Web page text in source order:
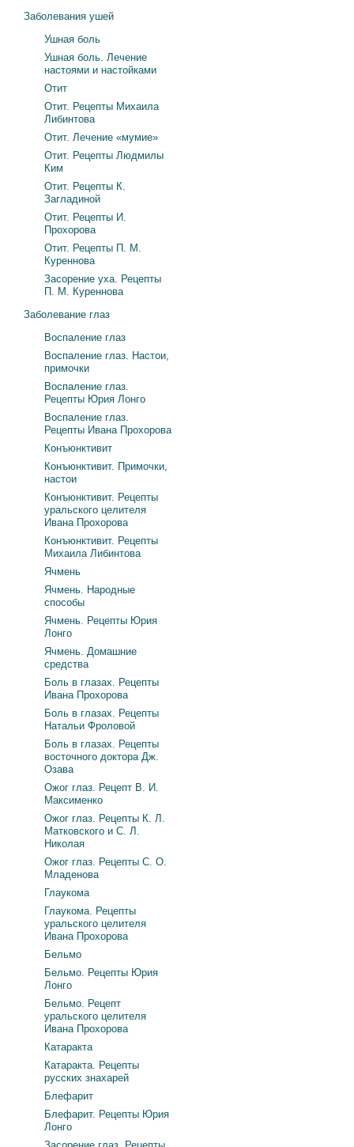
Заболевания ушей
Ушная боль
Ушная боль. Лечение
настоями и настойками
Отит
Отит. Рецепты Михаила
Либинтова
Отит. Лечение «мумие»
Отит. Рецепты Людмилы
Ким
Отит. Рецепты К.
Загладиной
Отит. Рецепты И.
Прохорова
Отит. Рецепты П. М.
Куреннова
Засорение уха. Рецепты
П. М. Куреннова
Заболевание глаз
Воспаление глаз
Воспаление глаз. Настои,
примочки
Воспаление глаз.
Рецепты Юрия Лонго
Воспаление глаз.
Рецепты Ивана Прохорова
Конъюнктивит
Конъюнктивит. Примочки,
настои
Конъюнктивит. Рецепты
уральского целителя
Ивана Прохорова
Конъюнктивит. Рецепты
Михаила Либинтова
Ячмень
Ячмень. Народные
способы
Ячмень. Рецепты Юрия
Лонго
Ячмень. Домашние
средства
Боль в глазах. Рецепты
Ивана Прохорова
Боль в глазах. Рецепты
Натальи Фроловой
Боль в глазах. Рецепты
восточного доктора Дж.
Озава
Ожог глаз. Рецепт В. И.
Максименко
Ожог глаз. Рецепты К. Л.
Матковского и С. Л.
Николая
Ожог глаз. Рецепты С. О.
Младенова
Глаукома
Глаукома. Рецепты
уральского целителя
Ивана Прохорова
Бельмо
Бельмо. Рецепты Юрия
Лонго
Бельмо. Рецепт
уральского целителя
Ивана Прохорова
Катаракта
Катаракта. Рецепты
русских знахарей
Блефарит
Блефарит. Рецепты Юрия
Лонго